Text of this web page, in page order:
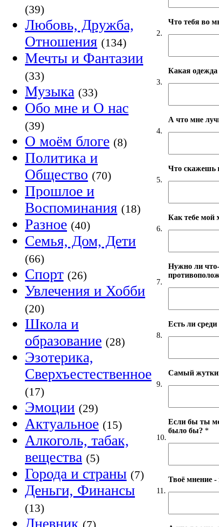
(39)
Любовь, Дружба,
Отношения (134)
Мечты и Фантазии
(33)
Музыка (33)
Обо мне и О нас
(39)
О моём блоге (8)
Политика и
Общество (70)
Прошлое и
Воспоминания (18)
Разное (40)
Семья, Дом, Дети
(66)
Спорт (26)
Увлечения и Хобби
(20)
Школа и
образование (28)
Эзотерика,
Сверхъестественное
(17)
Эмоции (29)
Актуальное (15)
Алкоголь, табак,
вещества (5)
Города и страны (7)
Деньги, Финансы
(13)
Дневник
2.
Что тебя во
3.
Какая одежда
4.
А что мне
5.
Что скажешь
6.
Как тебе мой
7.
Нужно ли
8.
Есть ли среди
9.
Самый
10.
Если бы ты
было бы? *
11.
Твоё мнение -